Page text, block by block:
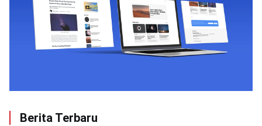
Berita Terbaru